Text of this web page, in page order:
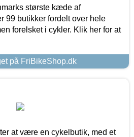
største kæde af
99 butikker fordelt over hele
forelsket i cykler. Klik her for at
på FriBikeShop.dk
at være en cykelbutik, med et